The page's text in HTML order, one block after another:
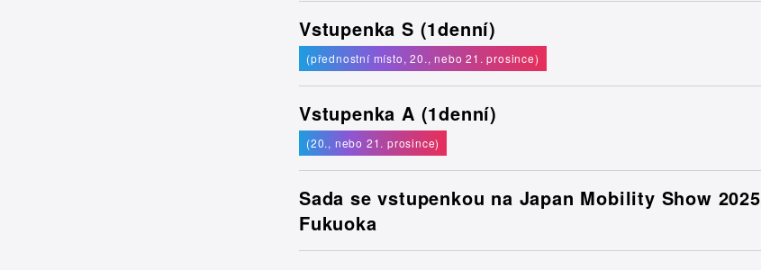
Vstupenka S (1denní)
(přednostní místo, 20., nebo 21. prosince)
Vstupenka A (1denní)
(20., nebo 21. prosince)
Sada se vstupenkou na Japan Mobility Show 2025
Fukuoka